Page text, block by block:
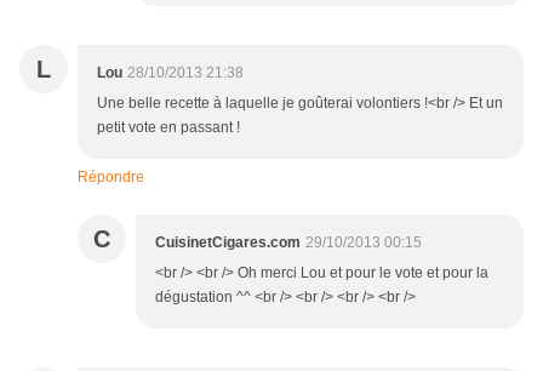
L Lou 28/10/2013 21:38
Une belle recette à laquelle je goûterai volontiers !<br /> Et un
petit vote en passant !
Répondre
C CuisinetCigares.com 29/10/2013 00:15
<br /> <br /> Oh merci Lou et pour le vote et pour la
dégustation ^^ <br /> <br /> <br /> <br />